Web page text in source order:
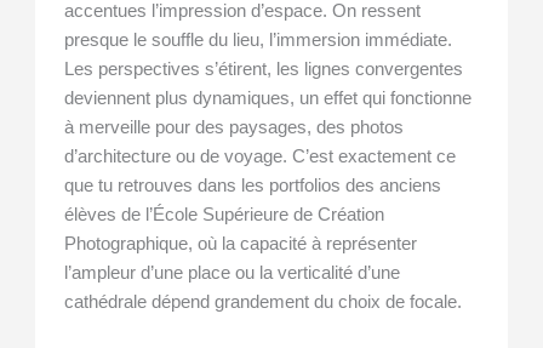
accentues l’impression d’espace. On ressent
presque le souffle du lieu, l’immersion immédiate.
Les perspectives s’étirent, les lignes convergentes
deviennent plus dynamiques, un effet qui fonctionne
à merveille pour des paysages, des photos
d’architecture ou de voyage. C’est exactement ce
que tu retrouves dans les portfolios des anciens
élèves de l’École Supérieure de Création
Photographique, où la capacité à représenter
l’ampleur d’une place ou la verticalité d’une
cathédrale dépend grandement du choix de focale.